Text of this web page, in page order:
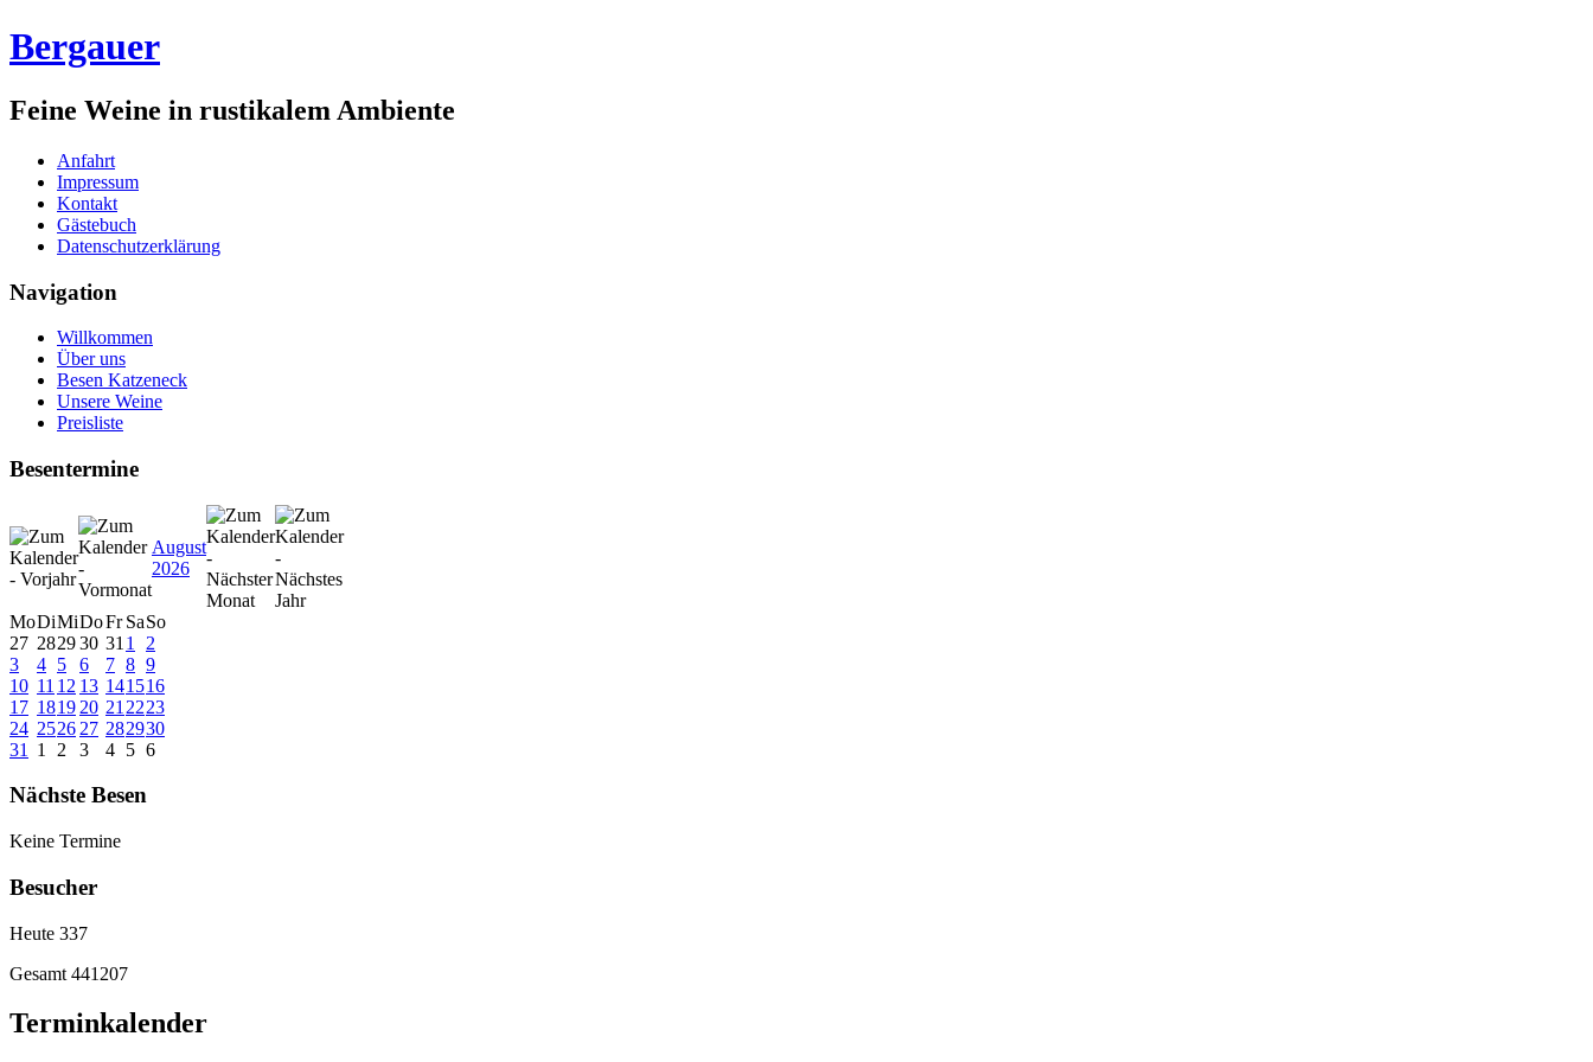
Bergauer
Feine Weine in rustikalem Ambiente
Anfahrt
Impressum
Kontakt
Gästebuch
Datenschutzerklärung
Navigation
Willkommen
Über uns
Besen Katzeneck
Unsere Weine
Preisliste
Besentermine
August
2026
MoDiMiDoFr SaSo
27 282930 31 1
2
3
4 5 6 7 8 9
10 11 12 13 141516
17 1819 20 21 2223
24 2526 27 282930
31
1 2 3 4 5 6
Nächste Besen
Keine Termine
Besucher
Heute 337
Gesamt 441207
Terminkalender